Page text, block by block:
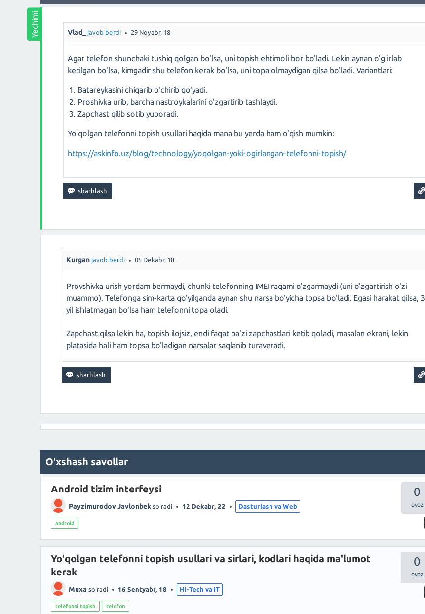
Vlad_ javob berdi 29 Noyabr, 18
Agar telefon shunchaki tushiq qolgan bo'lsa, uni topish ehtimoli bor bo'ladi. Lekin aynan o'g'irlab
ketilgan bo'lsa, kimgadir shu telefon kerak bo'lsa, uni topa olmaydigan qilsa bo'ladi. Variantlari:
Batareykasini chiqarib o'chirib qo'yadi.
Proshivka urib, barcha nastroykalarini o'zgartirib tashlaydi.
Zapchast qilib sotib yuboradi.
Yo'qolgan telefonni topish usullari haqida mana bu yerda ham o'qish mumkin:
https://askinfo.uz/blog/technology/yoqolgan-yoki-ogirlangan-telefonni-topish/
Kurgan javob berdi 05 Dekabr, 18
Provshivka urish yordam bermaydi, chunki telefonning IMEI raqami o'zgarmaydi (uni o'zgartirish o'zi
muammo). Telefonga sim-karta qo'yilganda aynan shu narsa bo'yicha topsa bo'ladi. Egasi harakat qilsa, 3
yil ishlatmagan bo'lsa ham telefonni topa oladi.
Zapchast qilsa lekin ha, topish ilojsiz, endi faqat ba'zi zapchastlari ketib qoladi, masalan ekrani, lekin
platasida hali ham topsa bo'ladigan narsalar saqlanib turaveradi.
O'xshash savollar
0
Android tizim interfeysi
Payzimurodov Javlonbek so'radi 12 Dekabr, 22 Dasturlash va Web
android
0
Yo'qolgan telefonni topish usullari va sirlari, kodlari haqida ma'lumot
kerak
Muxa so'radi 16 Sentyabr, 18 Hi-Tech va IT
telefonni topish telefon